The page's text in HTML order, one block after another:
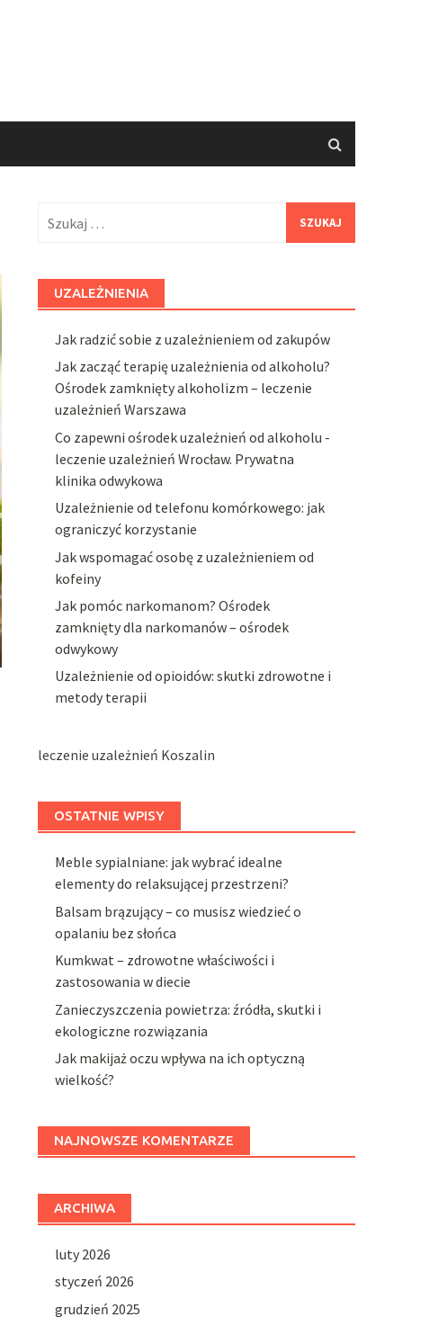
UZALEŻNIENIA
Jak radzić sobie z uzależnieniem od zakupów
Jak zacząć terapię uzależnienia od alkoholu?
Ośrodek zamknięty alkoholizm – leczenie
uzależnień Warszawa
Co zapewni ośrodek uzależnień od alkoholu -
leczenie uzależnień Wrocław. Prywatna
klinika odwykowa
Uzależnienie od telefonu komórkowego: jak
ograniczyć korzystanie
Jak wspomagać osobę z uzależnieniem od
kofeiny
Jak pomóc narkomanom? Ośrodek
zamknięty dla narkomanów – ośrodek
odwykowy
Uzależnienie od opioidów: skutki zdrowotne i
metody terapii
leczenie uzależnień Koszalin
OSTATNIE WPISY
Meble sypialniane: jak wybrać idealne
elementy do relaksującej przestrzeni?
Balsam brązujący – co musisz wiedzieć o
opalaniu bez słońca
Kumkwat – zdrowotne właściwości i
zastosowania w diecie
Zanieczyszczenia powietrza: źródła, skutki i
ekologiczne rozwiązania
Jak makijaż oczu wpływa na ich optyczną
wielkość?
NAJNOWSZE KOMENTARZE
ARCHIWA
luty 2026
styczeń 2026
grudzień 2025